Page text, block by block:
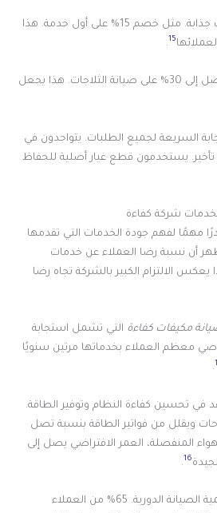
شركة كفاءة تقدم تخفيضات جذابة. مثل خصم 15% على أول خدمة. هذا
15
.
بالإضافة، تقدم خصومات تصل إلى 30% على صيانة الثلاجات. هذا يجعل
السريعة لجميع الطلبات. يتواجدون في
يستخدمون قطع غيار أصلية للحفاظ
شركة كفاءة
مهمًا لفهم جودة الخدمات التي تقدمها
أن نسبة رضا العملاء عن خدمات
إلى 100%. هذا يعكس الالتزام الكبير بالشركة تجاه رضا
مكيفات كفاءة التي تشمل استجابة
معظم العملاء بخدماتها مرتين سنويًا
.
في تحسين كفاءة النظام وتوفير الطاقة.
ويقلل من فواتير الطاقة بنسبة تصل
المنفصلة، العمر الافتراضي يصل إلى
16
.
يُظهر مدى رضا العملاء أهمية الصيانة الدورية. 65% من العملاء